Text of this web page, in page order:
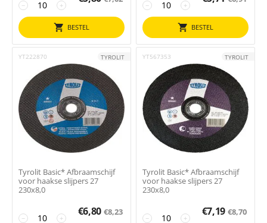
+
−
BESTEL
+
−
BESTEL
YT222870 TYROLIT
Tyrolit Basic* Afbraamschijf
voor haakse slijpers 27
230x8,0
+
−
€6,80 €8,23
YT567353 TYROLIT
Tyrolit Basic* Afbraamschijf
voor haakse slijpers 27
230x8,0
+
−
€7,19 €8,70